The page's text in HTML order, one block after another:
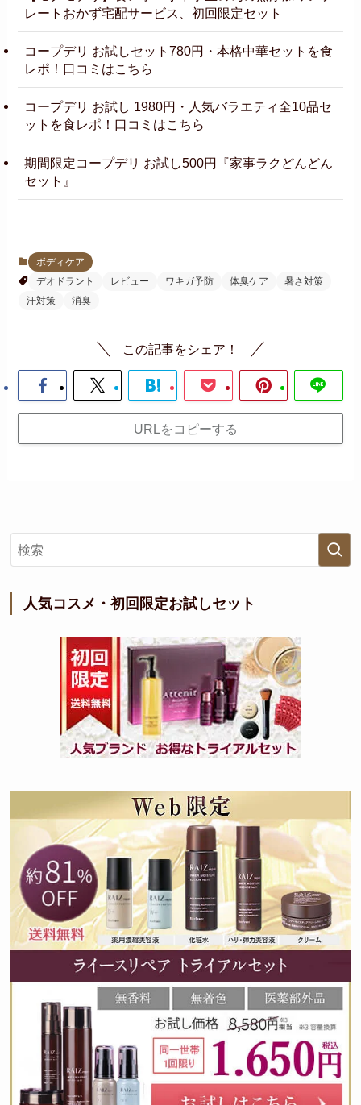
レートおかず宅配サービス、初回限定セット
コープデリ お試しセット780円・本格中華セットを食
レポ！口コミはこちら
コープデリ お試し 1980円・人気バラエティ全10品セ
ットを食レポ！口コミはこちら
期間限定コープデリ お試し500円『家事ラクどんどん
セット』
ボディケア
デオドラント
レビュー ワキガ予防 体臭ケア
暑さ対策
汗対策
消臭
この記事をシェア！
URLをコピーする
人気コスメ・初回限定お試しセット